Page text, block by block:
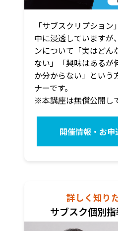
「サブスクリプショ
中に浸透していますが
ンについて「実はどん
ない」「興味はあるが
か分からない」という
ナーです。
※本講座は無償公開し
開催情報・お申
詳しく知り
サブスク個別